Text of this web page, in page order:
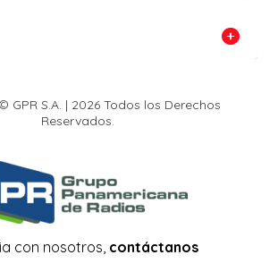
GPR S.A. | 2026 Todos los Derechos
Reservados.
con nosotros, contáctanos